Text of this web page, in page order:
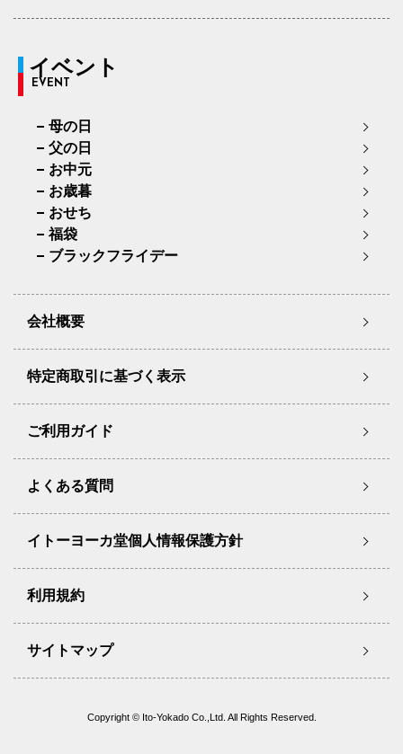
イベント
EVENT
母の日
父の日
お中元
お歳暮
おせち
福袋
ブラックフライデー
会社概要
特定商取引に基づく表示
ご利用ガイド
よくある質問
イトーヨーカ堂個人情報保護方針
利用規約
サイトマップ
Copyright © Ito-Yokado Co.,Ltd. All Rights Reserved.